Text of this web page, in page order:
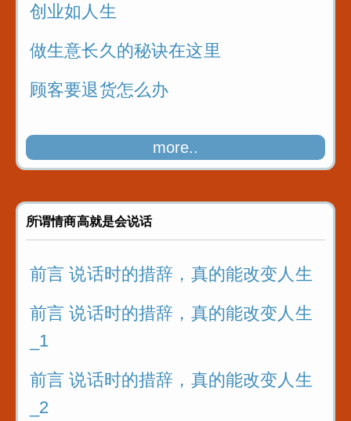
创业如人生
做生意长久的秘诀在这里
顾客要退货怎么办
more..
所谓情商高就是会说话
前言 说话时的措辞，真的能改变人生
前言 说话时的措辞，真的能改变人生
_1
前言 说话时的措辞，真的能改变人生
_2